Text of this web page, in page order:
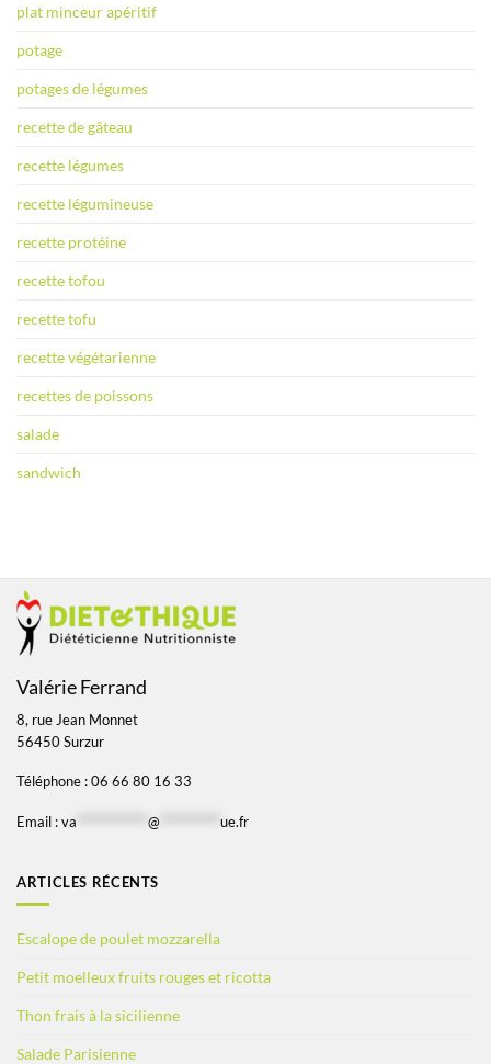
plat minceur apéritif
potage
potages de légumes
recette de gâteau
recette légumes
recette légumineuse
recette protéine
recette tofou
recette tofu
recette végétarienne
recettes de poissons
salade
sandwich
Valérie Ferrand
8, rue Jean Monnet
56450 Surzur
Téléphone : 06 66 80 16 33
Email : va @ ue.fr
ARTICLES RÉCENTS
Escalope de poulet mozzarella
Petit moelleux fruits rouges et ricotta
Thon frais à la sicilienne
Salade Parisienne